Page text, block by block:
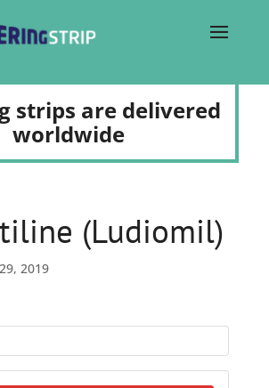
strips are delivered
worldwide
(Ludiomil)
2019